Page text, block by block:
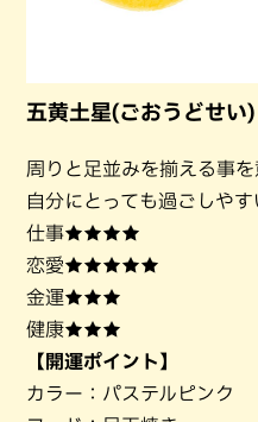
五黄土星(ごおうどせい)
周りと足並みを揃える事を
自分にとっても過ごしやす
仕事★★★★
恋愛★★★★★
金運★★★
健康★★★
【開運ポイント】
カラー：パステルピンク